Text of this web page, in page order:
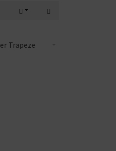
Trapeze